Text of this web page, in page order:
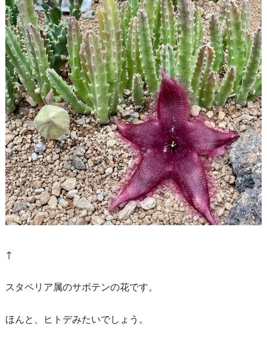
↑
スタペリア属のサボテンの花です。
ほんと、ヒトデみたいでしょう。